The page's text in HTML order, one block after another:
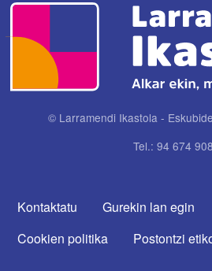
© Larramendi Ikastola -
Tel.: 94 674
CONTACTA CON NOSOTROS
Kontaktatu Gurekin lan egin
Cookien politika
Postontzi